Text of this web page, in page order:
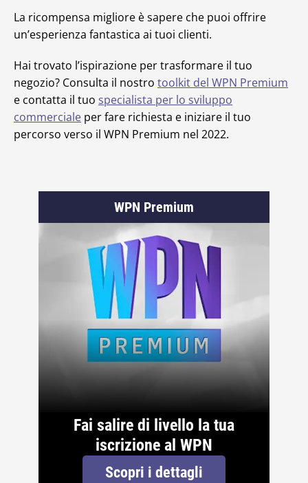
La ricompensa migliore è sapere che puoi offrire
un’esperienza fantastica ai tuoi clienti.
Hai trovato l’ispirazione per trasformare il tuo
negozio? Consulta il nostro toolkit del WPN Premium
e contatta il tuo specialista per lo sviluppo
commerciale per fare richiesta e iniziare il tuo
percorso verso il WPN Premium nel 2022.
WPN Premium
Fai salire di livello la tua
iscrizione al WPN
Scopri i dettagli